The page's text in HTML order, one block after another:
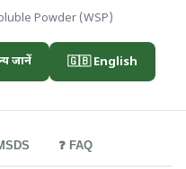
Powder (WSP)
जानें 🇬🇧 English
❓ FAQ